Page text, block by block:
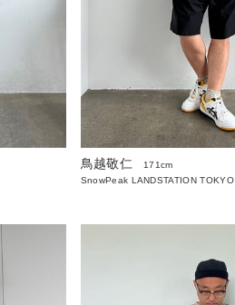
鳥越敬仁
171cm
SnowPeak LANDSTATION TOKYO